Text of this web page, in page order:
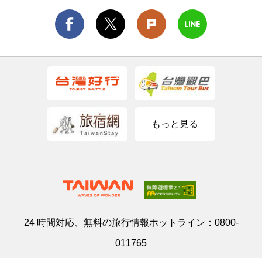
もっと見る
24 時間対応、無料の旅行情報ホットライン： 0800-
011765